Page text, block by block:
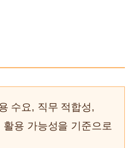
수요, 직무 적합성,
용 가능성을 기준으로